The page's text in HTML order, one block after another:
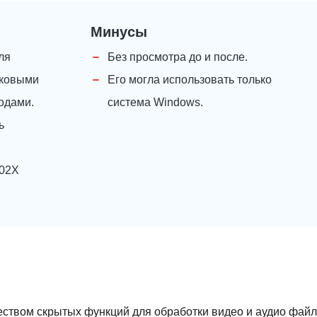
Минусы
Без просмотра до и после.
Его могла использовать только
система Windows.
скрытых функций для обработки видео и аудио